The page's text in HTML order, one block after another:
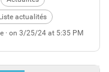
22 mars).
Liste actualités
· on 3/25/24 at 5:35 PM